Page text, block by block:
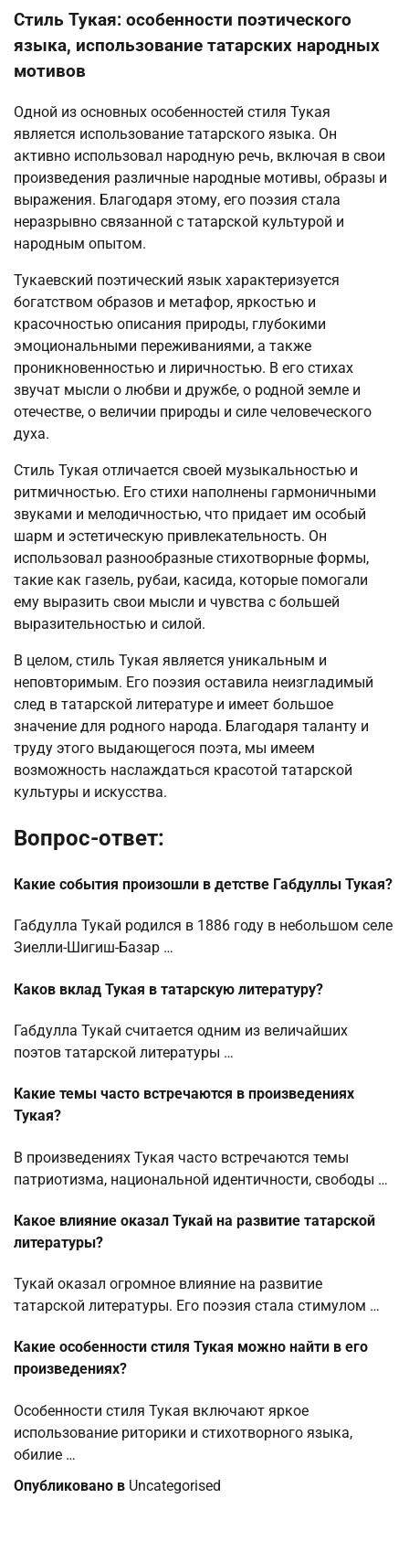
Стиль Тукая: особенности поэтического
языка, использование татарских народных
мотивов
Одной из основных особенностей стиля Тукая
является использование татарского языка. Он
активно использовал народную речь, включая в свои
произведения различные народные мотивы, образы и
выражения. Благодаря этому, его поэзия стала
неразрывно связанной с татарской культурой и
народным опытом.
Тукаевский поэтический язык характеризуется
богатством образов и метафор, яркостью и
красочностью описания природы, глубокими
эмоциональными переживаниями, а также
проникновенностью и лиричностью. В его стихах
звучат мысли о любви и дружбе, о родной земле и
отечестве, о величии природы и силе человеческого
духа.
Стиль Тукая отличается своей музыкальностью и
ритмичностью. Его стихи наполнены гармоничными
звуками и мелодичностью, что придает им особый
шарм и эстетическую привлекательность. Он
использовал разнообразные стихотворные формы,
такие как газель, рубаи, касида, которые помогали
ему выразить свои мысли и чувства с большей
выразительностью и силой.
В целом, стиль Тукая является уникальным и
неповторимым. Его поэзия оставила неизгладимый
след в татарской литературе и имеет большое
значение для родного народа. Благодаря таланту и
труду этого выдающегося поэта, мы имеем
возможность наслаждаться красотой татарской
культуры и искусства.
Вопрос-ответ:
Какие события произошли в детстве Габдуллы Тукая?
Габдулла Тукай родился в 1886 году в небольшом селе
Зиелли-Шигиш-Базар …
Каков вклад Тукая в татарскую литературу?
Габдулла Тукай считается одним из величайших
поэтов татарской литературы …
Какие темы часто встречаются в произведениях
Тукая?
В произведениях Тукая часто встречаются темы
патриотизма, национальной идентичности, свободы …
Какое влияние оказал Тукай на развитие татарской
литературы?
Тукай оказал огромное влияние на развитие
татарской литературы. Его поэзия стала стимулом …
Какие особенности стиля Тукая можно найти в его
произведениях?
Особенности стиля Тукая включают яркое
использование риторики и стихотворного языка,
обилие …
Опубликовано в Uncategorised